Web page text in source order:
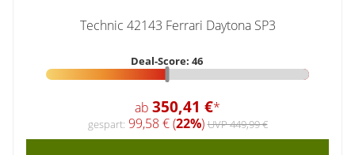
Technic 42143 Ferrari Daytona SP3
Deal-Score: 46
ab 350,41 €*
gespart: 99,58 € (22%)UVP 449,99 €